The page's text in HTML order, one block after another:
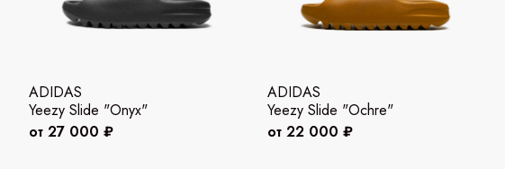
ADIDAS
Yeezy Slide "Onyx"
от 27 000 ₽
ADIDAS
Yeezy Slide "Ochre"
от 22 000 ₽